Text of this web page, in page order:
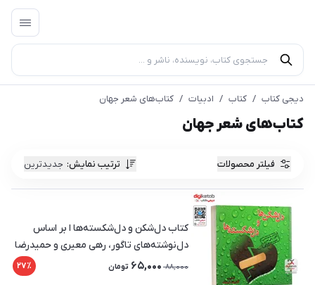
دیجی کتاب / کتاب / ادبیات / کتاب‌های شعر جهان
کتاب‌های شعر جهان
فیلتر محصولات ترتیب نمایش: جدیدترین
کتاب دل‌شکن و دل‌شکسته‌ها ا بر اساس
دل‌نوشته‌های تاگور، رهی معیری و حمیدرضا
اشرفی
88,000
65,000 تومان 27٪